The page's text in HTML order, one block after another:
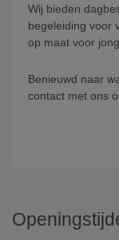
Wij bieden
begeleiding voor
op maat voor
Benieuwd naar
contact met ons